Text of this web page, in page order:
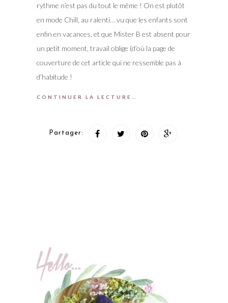
rythme n’est pas du tout le même ! On est plutôt
en mode Chill, au ralenti… vu que les enfants sont
enfin en vacances, et que Mister B est absent pour
un petit moment, travail oblige (d’où la page de
couverture de cet article qui ne ressemble pas à
d’habitude !
CONTINUER LA LECTURE…
Partager: